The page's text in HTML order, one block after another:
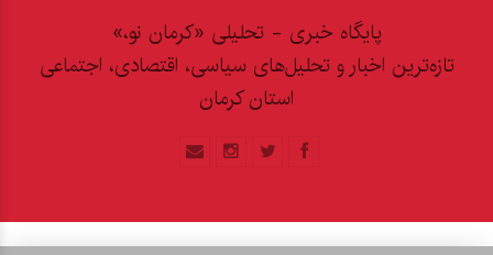
پایگاه خبری - تحلیلی «کرمان نو،»
تازه‌ترین اخبار و تحلیل‌های سیاسی، اقتصادی، اجتماعی
استان کرمان